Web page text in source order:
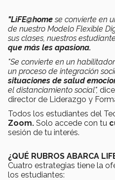
"LiFE@homese convierte en
de nuestro Modelo Flexible
sus clases, nuestros
que más les apasiona.
"Se convierte en un
un proceso de integración
situaciones de salud
el distanciamiento social",
director de Liderazgo y
Todos los estudiantes del
Zoom. Solo accede con tu
sesión de tu interés.
¿QUÉ RUBROS ABARCA
Cuatro estrategias tiene la
los estudiantes: